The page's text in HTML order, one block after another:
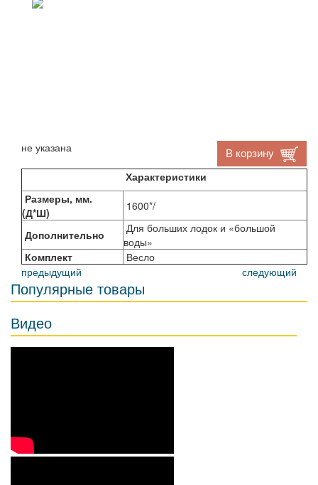
не указана В корзину
Характеристики
Размеры, мм.
(Д*Ш)
1600*/
Дополнительно
Для больших лодок и «большой
воды»
Комплект
Весло
предыдущий
следующий
Популярные товары
Видео